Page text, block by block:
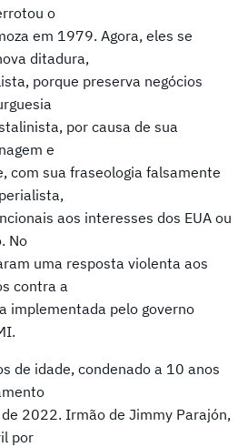
o
em 1979. Agora, eles se
ditadura,
porque preserva negócios
por causa de sua
e
com sua fraseologia falsamente
aos interesses dos EUA ou
No
uma resposta violenta aos
contra a
implementada pelo governo
de idade, condenado a 10 anos
2022. Irmão de Jimmy Parajón,
por